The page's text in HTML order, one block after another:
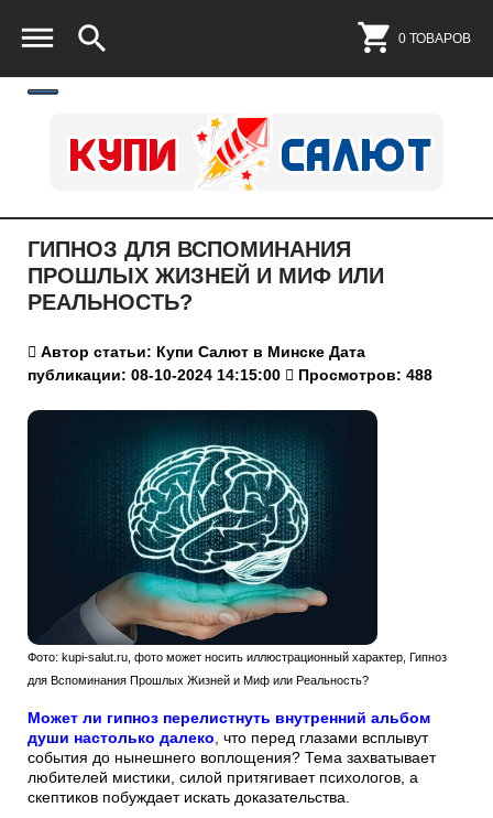
0 ТОВАРОВ
ГИПНОЗ ДЛЯ ВСПОМИНАНИЯ
ПРОШЛЫХ ЖИЗНЕЙ И МИФ ИЛИ
РЕАЛЬНОСТЬ?
Автор статьи: Купи Салют в Минске Дата
публикации: 08-10-2024 14:15:00
Просмотров: 488
Фото: kupi-salut.ru, фото может носить иллюстрационный характер, Гипноз
для Вспоминания Прошлых Жизней и Миф или Реальность?
Может ли гипноз перелистнуть внутренний альбом
души настолько далеко , что перед глазами всплывут
события до нынешнего воплощения? Тема захватывает
любителей мистики, силой притягивает психологов, а
скептиков побуждает искать доказательства.